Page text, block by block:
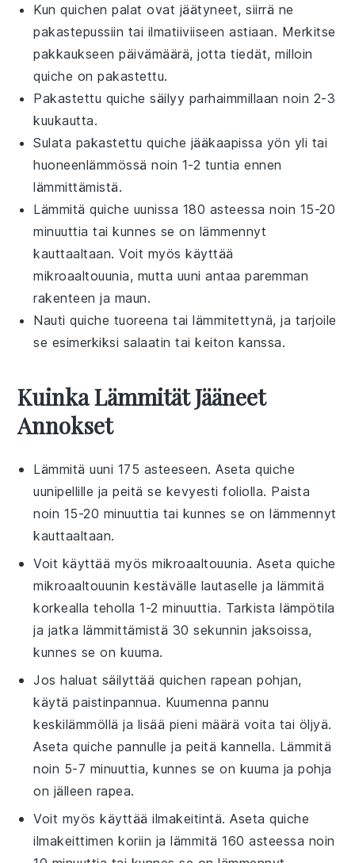
Kunquichen palat ovat jäätyneet, siirrä ne
pakastepussiin tai ilmatiiviiseen astiaan. Merkitse
pakkaukseen päivämäärä, jotta tiedät, milloin
quiche on pakastettu.
Pakastettu quiche säilyy parhaimmillaan noin 2-3
kuukautta.
Sulata pakastettuquiche jääkaapissa yön yli tai
huoneenlämmössä noin 1-2 tuntia ennen
lämmittämistä.
Lämmitäquiche uunissa 180 asteessa noin 15-20
minuuttia tai kunnes se on lämmennyt
kauttaaltaan. Voit myös käyttää
mikroaaltouunia, mutta uuni antaa paremman
rakenteen ja maun.
Nautiquiche tuoreena tai lämmitettynä, ja tarjoile
se esimerkiksi salaatin taikeiton kanssa.
Kuinka Lämmität Jääneet
Annokset
Lämmitä uuni 175 asteeseen. Asetaquiche
uunipellille ja peitä se kevyesti foliolla. Paista
noin 15-20 minuuttia tai kunnes se on lämmennyt
kauttaaltaan.
Voit käyttää myös mikroaaltouunia. Aseta quiche
mikroaaltouunin kestävälle lautaselle ja lämmitä
korkealla teholla 1-2 minuuttia. Tarkista lämpötila
ja jatka lämmittämistä 30 sekunnin jaksoissa,
kunnes se on kuuma.
Jos haluat säilyttää quichen rapean pohjan,
käytä paistinpannua. Kuumenna pannu
keskilämmöllä ja lisää pieni määrä voita tai öljyä.
Asetaquiche pannulle ja peitä kannella. Lämmitä
noin 5-7 minuuttia, kunnes se on kuuma ja pohja
on jälleen rapea.
Voit myös käyttää ilmakeitintä. Asetaquiche
ilmakeittimen koriin ja lämmitä 160 asteessa noin